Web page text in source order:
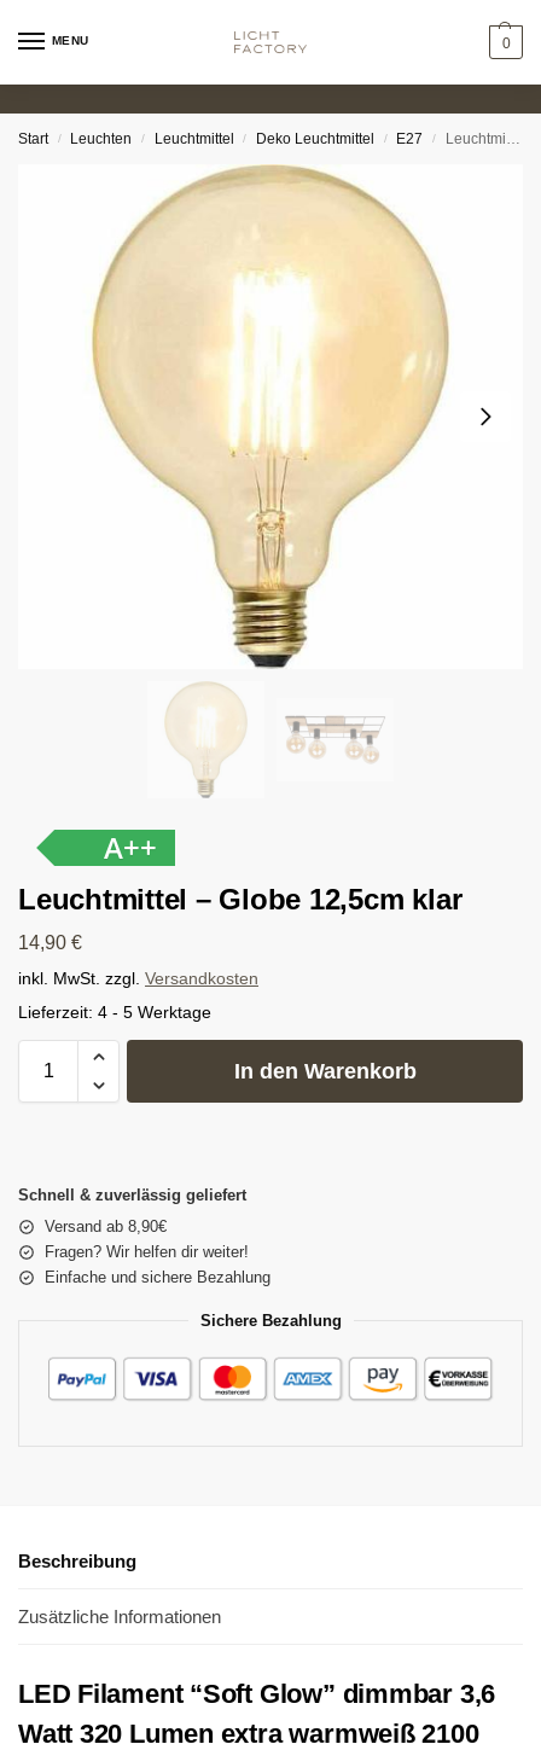
MENU 0
Start / Leuchten / Leuchtmittel / Deko Leuchtmittel / E27 / Leuchtmittel – Globe 12,5cm klar
A++
Leuchtmittel – Globe 12,5cm klar
14,90 €
inkl. MwSt. zzgl. Versandkosten
Lieferzeit: 4 - 5 Werktage
In den Warenkorb
Schnell & zuverlässig geliefert
Versand ab 8,90€
Fragen? Wir helfen dir weiter!
Einfache und sichere Bezahlung
Sichere Bezahlung
Beschreibung
Zusätzliche Informationen
LED Filament “Soft Glow” dimmbar 3,6
Watt 320 Lumen extra warmweiß 2100